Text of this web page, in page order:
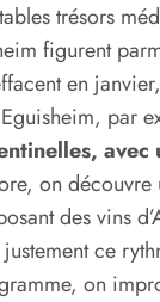
trésors
figurent
en
par
on découvre
des vins
ce
on